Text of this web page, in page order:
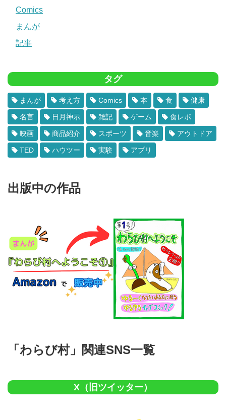
Comics
まんが
記事
タグ
まんが 考え方 Comics 本 食 健康
名言 日月神示 雑記 ゲーム 食レポ
映画 商品紹介 スポーツ 音楽 アウトドア
TED ハウツー 実験 アプリ
出版中の作品
「わらび村」関連SNS一覧
X（旧ツイッター）